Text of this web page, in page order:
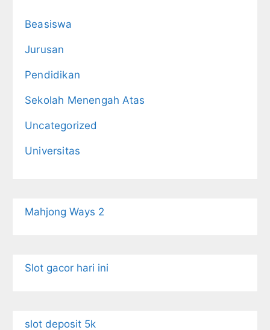
Beasiswa
Jurusan
Pendidikan
Sekolah Menengah Atas
Uncategorized
Universitas
Mahjong Ways 2
Slot gacor hari ini
slot deposit 5k